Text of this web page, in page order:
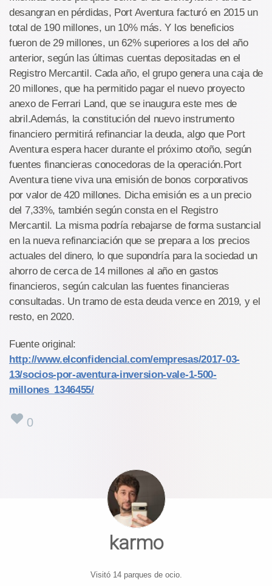
desangran en pérdidas, Port Aventura facturó en 2015 un
total de 190 millones, un 10% más. Y los beneficios
fueron de 29 millones, un 62% superiores a los del año
anterior, según las últimas cuentas depositadas en el
Registro Mercantil. Cada año, el grupo genera una caja de
20 millones, que ha permitido pagar el nuevo proyecto
anexo de Ferrari Land, que se inaugura este mes de
abril.Además, la constitución del nuevo instrumento
financiero permitirá refinanciar la deuda, algo que Port
Aventura espera hacer durante el próximo otoño, según
fuentes financieras conocedoras de la operación.Port
Aventura tiene viva una emisión de bonos corporativos
por valor de 420 millones. Dicha emisión es a un precio
del 7,33%, también según consta en el Registro
Mercantil. La misma podría rebajarse de forma sustancial
en la nueva refinanciación que se prepara a los precios
actuales del dinero, lo que supondría para la sociedad un
ahorro de cerca de 14 millones al año en gastos
financieros, según calculan las fuentes financieras
consultadas. Un tramo de esta deuda vence en 2019, y el
resto, en 2020.
Fuente original:
http://www.elconfidencial.com/empresas/2017-03-
13/socios-por-aventura-inversion-vale-1-500-
millones_1346455/
0
karmo
Visitó 14 parques de ocio.